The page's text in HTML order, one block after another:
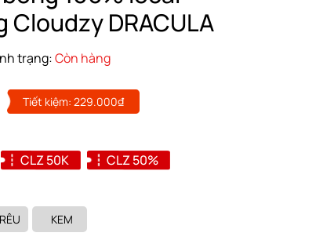
DRACULA
trạng:Còn hàng
Tiết kiệm: 229.000₫
CLZ 50K CLZ 50%
KEM